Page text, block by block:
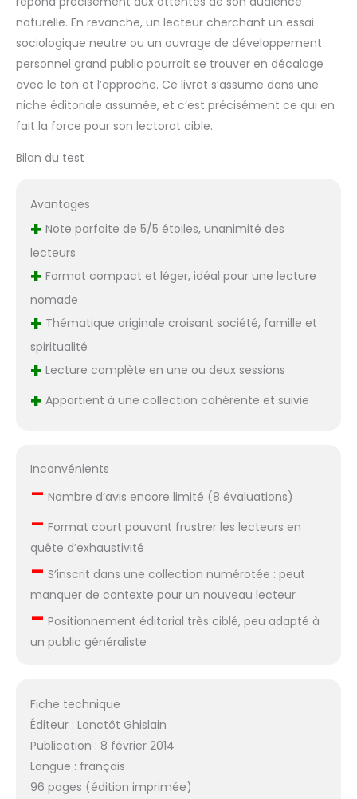
naturelle. En revanche, un lecteur cherchant un essai
sociologique neutre ou un ouvrage de développement
personnel grand public pourrait se trouver en décalage
avec le ton et l’approche. Ce livret s’assume dans une
niche éditoriale assumée, et c’est précisément ce qui en
fait la force pour son lectorat cible.
Bilan du test
Avantages
+ Note parfaite de 5/5 étoiles, unanimité des
lecteurs
+ Format compact et léger, idéal pour une lecture
nomade
+ Thématique originale croisant société, famille et
spiritualité
+ Lecture complète en une ou deux sessions
+ Appartient à une collection cohérente et suivie
Inconvénients
– Nombre d’avis encore limité (8 évaluations)
– Format court pouvant frustrer les lecteurs en
quête d’exhaustivité
– S’inscrit dans une collection numérotée : peut
manquer de contexte pour un nouveau lecteur
– Positionnement éditorial très ciblé, peu adapté à
un public généraliste
Fiche technique
Éditeur : Lanctôt Ghislain
Publication : 8 février 2014
Langue : français
96 pages (édition imprimée)